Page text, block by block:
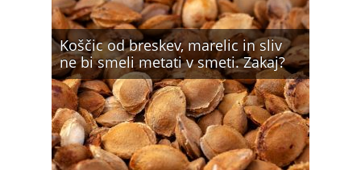
Koščic od breskev, marelic in sliv
ne bi smeli metati v smeti. Zakaj?